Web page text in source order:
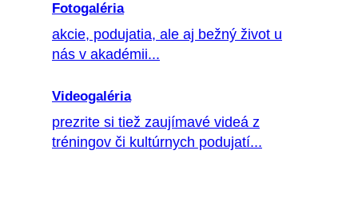
Fotogaléria
akcie, podujatia, ale aj bežný život u
nás v akadémii...
Videogaléria
prezrite si tiež zaujímavé videá z
tréningov či kultúrnych podujatí...